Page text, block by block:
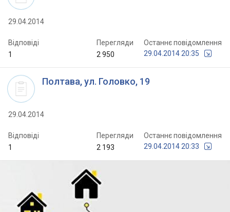
29.04.2014
Відповіді
1
Перегляди
2 950
Останнє повідомлення
29.04.2014 20:35
Полтава, ул. Головко, 19
29.04.2014
Відповіді
1
Перегляди
2 193
Останнє повідомлення
29.04.2014 20:33